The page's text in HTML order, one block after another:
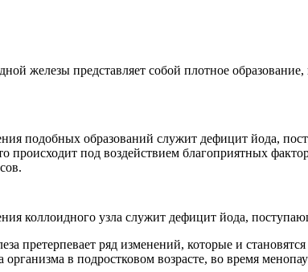
железы представляет собой плотное
подобных образований служит дефицит йода,
происходит под воздействием благоприятных
коллоидного узла служит дефицит йода,
претерпевает ряд изменений, которые и
организма в подростковом возрасте, во время